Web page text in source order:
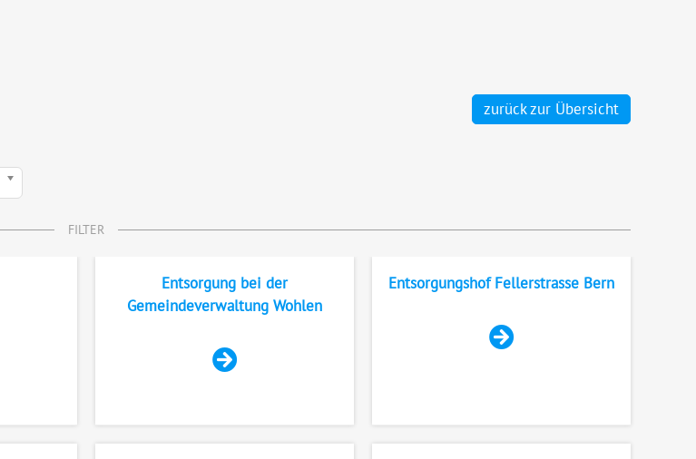
zurück zur Übersicht
FILTER
Entsorgung bei der
Gemeindeverwaltung Wohlen
Entsorgungshof Fellerstrasse Bern